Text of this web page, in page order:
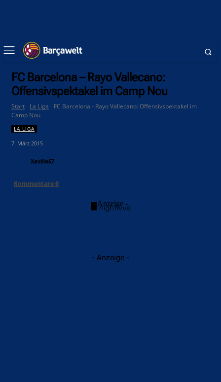
FC Barcelona – Rayo Vallecano:
Offensivspektakel im Camp Nou
Start La Liga
FC Barcelona - Rayo Vallecano: Offensivspektakel im
Camp Nou
LA LIGA
7. März 2015
Xavilla67
Kommentare0
- Anzeige -
- Anzeige -